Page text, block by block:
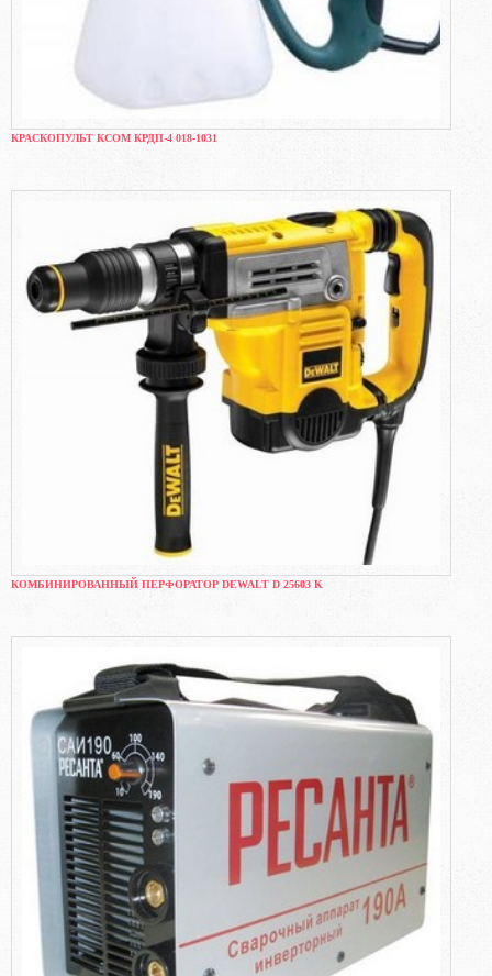
КРАСКОПУЛЬТ КСОМ КРДП-4 018-1031
КОМБИНИРОВАННЫЙ ПЕРФОРАТОР DEWALT D 25603 K